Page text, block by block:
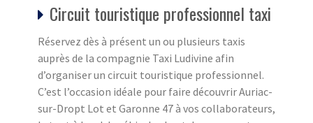
Circuit touristique professionnel taxi
Réservez dès à présent un ou plusieurs taxis
auprès de la compagnie Taxi Ludivine afin
d’organiser un circuit touristique professionnel.
C’est l’occasion idéale pour faire découvrir Auriac-
sur-Dropt Lot et Garonne 47 à vos collaborateurs,